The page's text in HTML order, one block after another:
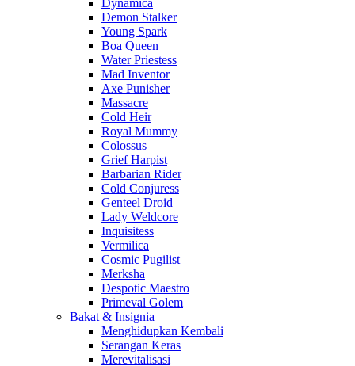
Dynamica
Demon Stalker
Young Spark
Boa Queen
Water Priestess
Mad Inventor
Axe Punisher
Massacre
Cold Heir
Royal Mummy
Colossus
Grief Harpist
Barbarian Rider
Cold Conjuress
Genteel Droid
Lady Weldcore
Inquisitess
Vermilica
Cosmic Pugilist
Merksha
Despotic Maestro
Primeval Golem
Bakat & Insignia
Menghidupkan Kembali
Serangan Keras
Merevitalisasi